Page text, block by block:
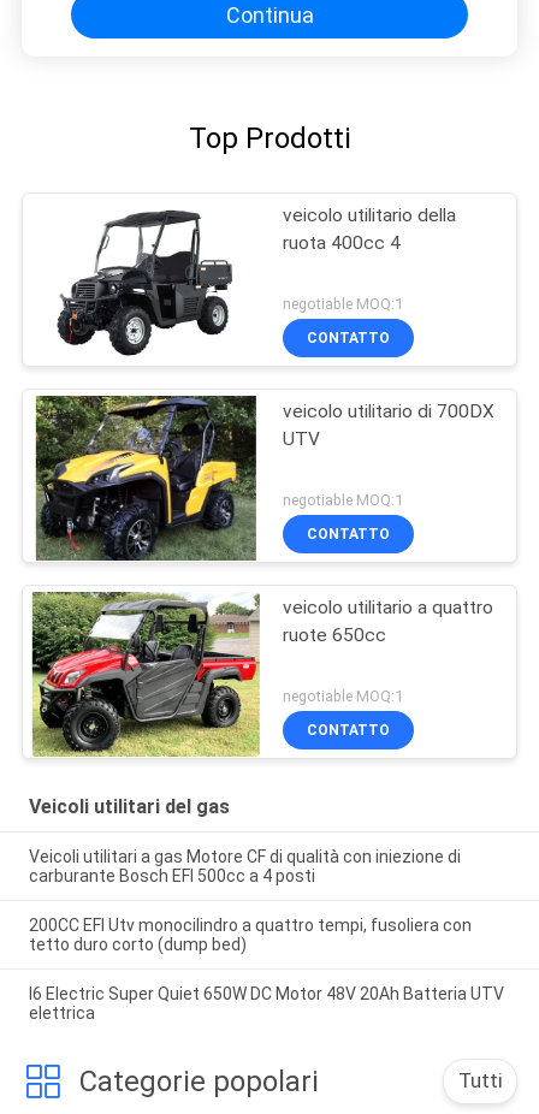
Continua
Top Prodotti
veicolo utilitario della
ruota 400cc 4
negotiable MOQ:1
CONTATTO
veicolo utilitario di 700DX
UTV
negotiable MOQ:1
CONTATTO
veicolo utilitario a quattro
ruote 650cc
negotiable MOQ:1
CONTATTO
Veicoli utilitari del gas
Veicoli utilitari a gas Motore CF di qualità con iniezione di
carburante Bosch EFI 500cc a 4 posti
200CC EFI Utv monocilindro a quattro tempi, fusoliera con
tetto duro corto (dump bed)
I6 Electric Super Quiet 650W DC Motor 48V 20Ah Batteria UTV
elettrica
Categorie popolari Tutti